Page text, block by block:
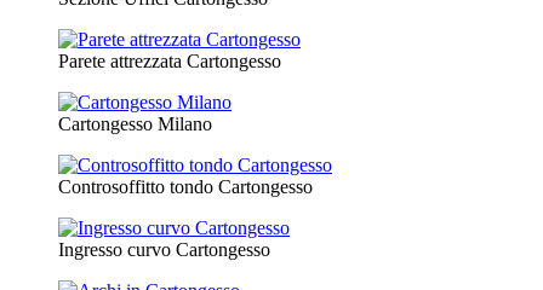
Parete attrezzata Cartongesso
Cartongesso Milano
Controsoffitto tondo Cartongesso
Ingresso curvo Cartongesso